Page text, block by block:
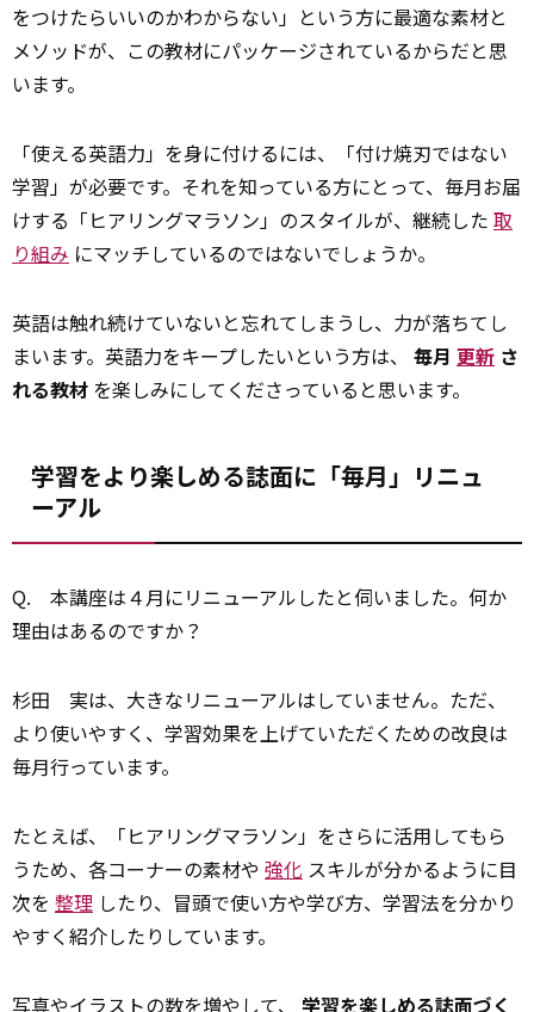
をつけたらいいのかわからない」という方に最適な素材と
メソッドが、この教材にパッケージされているからだと思
います。
「使える英語力」を身に付けるには、「付け焼刃ではない
学習」が必要です。それを知っている方にとって、毎月お届
けする「ヒアリングマラソン」のスタイルが、継続した 取
り組み にマッチしているのではないでしょうか。
英語は触れ続けていないと忘れてしまうし、力が落ちてし
まいます。英語力をキープしたいという方は、 毎月 更新 さ
れる教材 を楽しみにしてくださっていると思います。
学習をより楽しめる誌面に「毎月」リニュ
ーアル
Q. 本講座は４月にリニューアルしたと伺いました。何か
理由はあるのですか？
杉田 実は、大きなリニューアルはしていません。ただ、
より使いやすく、学習効果を上げていただくための改良は
毎月行っています。
たとえば、「ヒアリングマラソン」をさらに活用してもら
うため、各コーナーの素材や 強化 スキルが分かるように目
次を 整理 したり、冒頭で使い方や学び方、学習法を分かり
やすく紹介したりしています。
写真やイラストの数を増やして、 学習を楽しめる誌面づく